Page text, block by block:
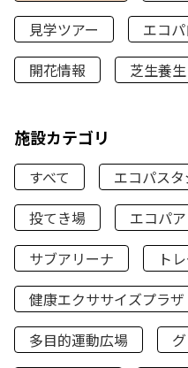
見学ツアー
エコ
開花情報
芝生養生
施設カテゴリ
すべて エコパス
投てき場
エコパ
サブアリーナ
ト
健康エクササイズプラザ
多目的運動広場